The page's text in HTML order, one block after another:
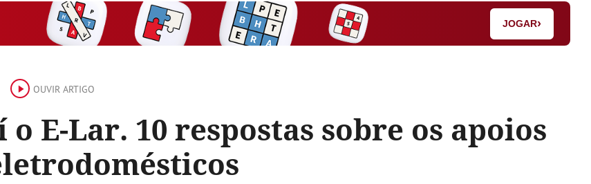
JOGAR›
OUVIR ARTIGO
o E-Lar. 10 respostas sobre os apoios